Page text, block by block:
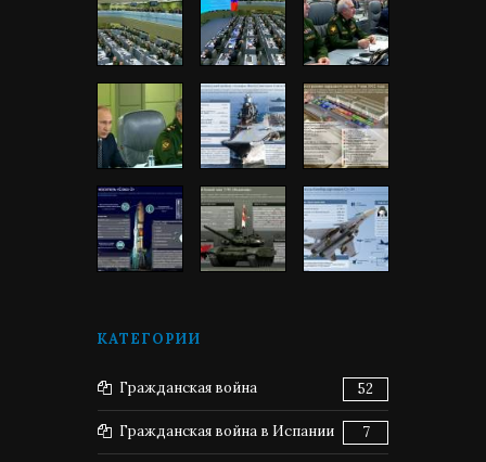
КАТЕГОРИИ
Гражданская война 52
Гражданская война в Испании 7